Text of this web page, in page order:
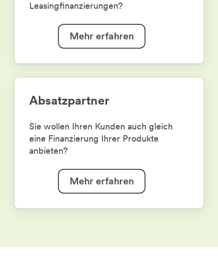
Leasingfinanzierungen?
Mehr erfahren
Absatzpartner
Sie wollen Ihren Kunden auch gleich
eine Finanzierung Ihrer Produkte
anbieten?
Mehr erfahren